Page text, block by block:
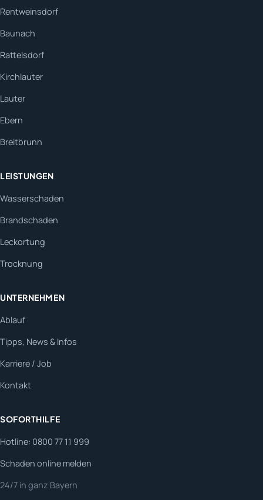
Rentweinsdorf
Baunach
Rattelsdorf
Kirchlauter
Lauter
Ebern
Breitbrunn
LEISTUNGEN
Wasserschaden
Brandschaden
Leckortung
Trocknung
UNTERNEHMEN
Ablauf
Tipps, News & Infos
Karriere / Job
Kontakt
SOFORTHILFE
Hotline: 0800 77 11 999
Schaden online melden
24/7 in ganz Bayern